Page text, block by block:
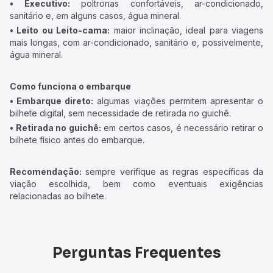
• Executivo: poltronas confortáveis, ar-condicionado,
sanitário e, em alguns casos, água mineral.
• Leito ou Leito-cama: maior inclinação, ideal para viagens
mais longas, com ar-condicionado, sanitário e, possivelmente,
água mineral.
Como funciona o embarque
• Embarque direto: algumas viações permitem apresentar o
bilhete digital, sem necessidade de retirada no guichê.
• Retirada no guichê: em certos casos, é necessário retirar o
bilhete físico antes do embarque.
Recomendação: sempre verifique as regras específicas da
viação escolhida, bem como eventuais exigências
relacionadas ao bilhete.
Perguntas Frequentes